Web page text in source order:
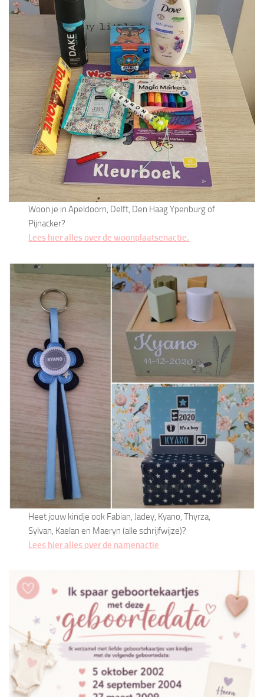
Woon je in Apeldoorn, Delft, Den Haag Ypenburg of
Pijnacker?
Lees hier alles over de woonplaatsenactie.
Heet jouw kindje ook Fabian, Jadey, Kyano, Thyrza,
Sylvan, Kaelan en Maeryn (alle schrijfwijze)?
Lees hier alles over de namenactie